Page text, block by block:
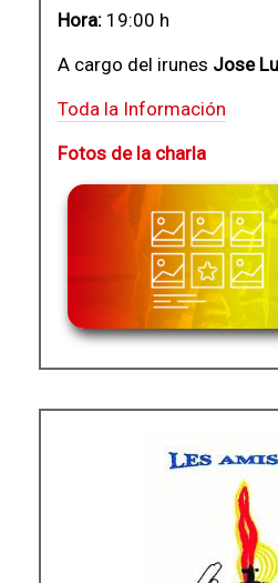
Hora: 19:00 h
A cargo del irunes Jose
Toda la Información
Fotos de la charla